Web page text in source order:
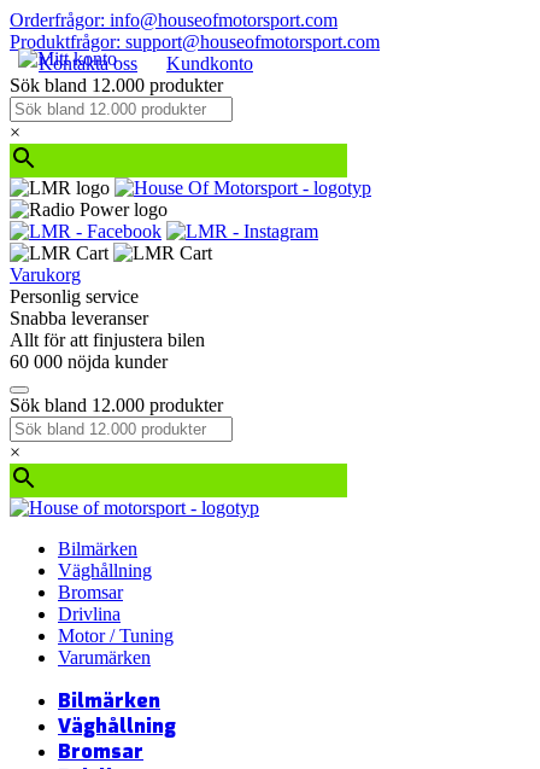
Orderfrågor: info@houseofmotorsport.com
Produktfrågor: support@houseofmotorsport.com
Kontakta oss
Kundkonto
Sök bland 12.000 produkter
×
Varukorg
Personlig service
Snabba leveranser
Allt för att finjustera bilen
60 000 nöjda kunder
Sök bland 12.000 produkter
×
Bilmärken
Väghållning
Bromsar
Drivlina
Motor / Tuning
Varumärken
Bilmärken
Väghållning
Bromsar